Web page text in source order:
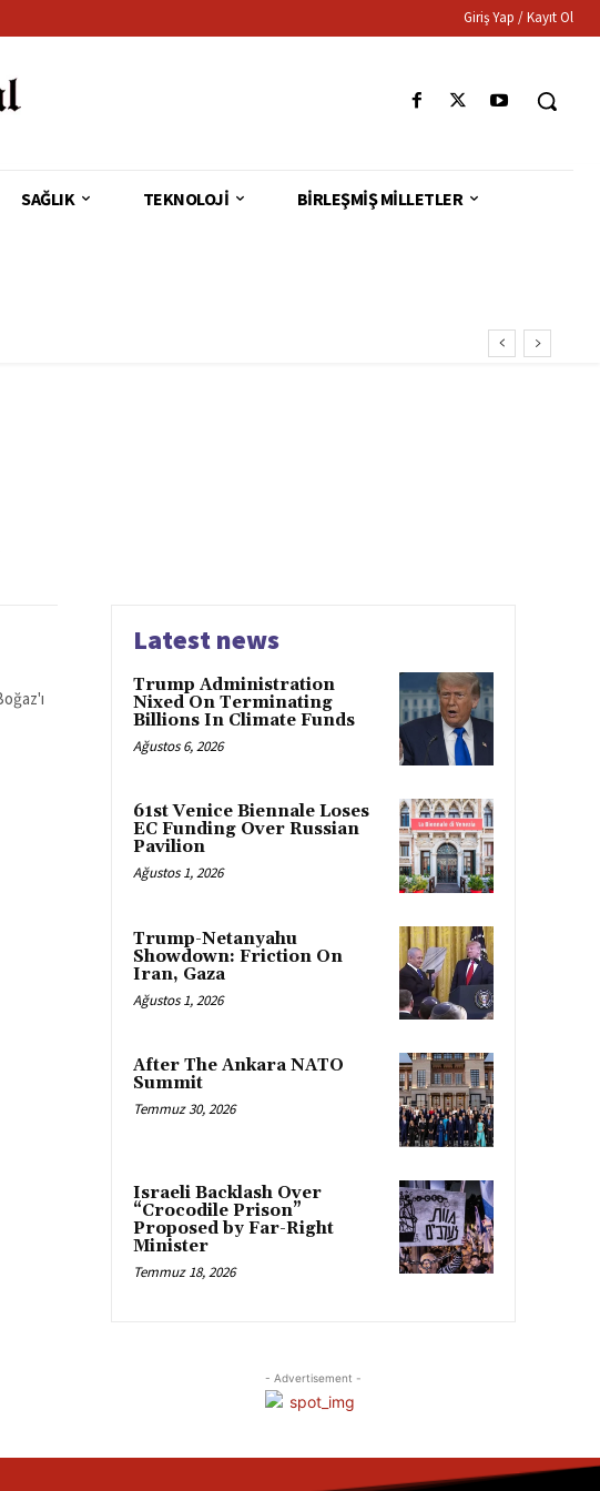
Giriş Yap / Kayıt Ol
SAĞLIK TEKNOLOJI BIRLEŞMIŞ MILLETLER
Latest news
Trump Administration
Nixed On Terminating
Billions In Climate Funds
Ağustos 6, 2026
61st Venice Biennale Loses
EC Funding Over Russian
Pavilion
Ağustos 1, 2026
Trump-Netanyahu
Showdown: Friction On
Iran, Gaza
Ağustos 1, 2026
After The Ankara NATO
Summit
Temmuz 30, 2026
Israeli Backlash Over
“Crocodile Prison”
Proposed by Far-Right
Minister
Temmuz 18, 2026
- Advertisement -